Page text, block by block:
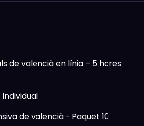
de valencià en línia – 5 hores
de valencià - Paquet 10